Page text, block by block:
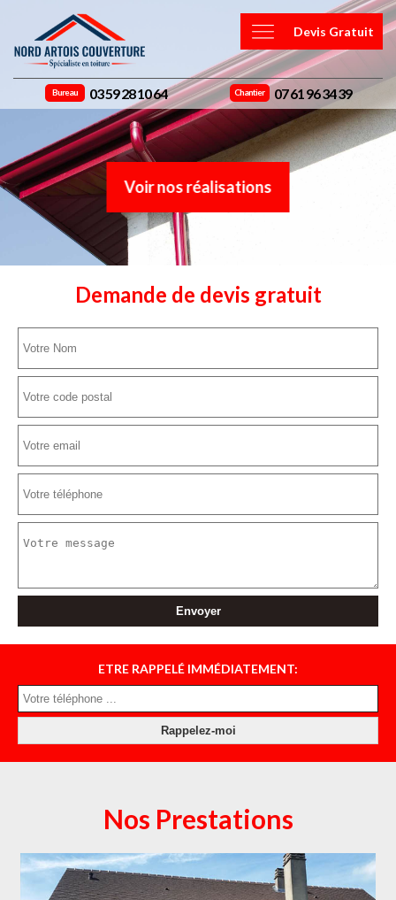
Devis Gratuit
Bureau 03 59 28 10 64 Chantier 07 61 96 34 39
Voir nos réalisations
Demande de devis gratuit
ETRE RAPPELÉ IMMÉDIATEMENT:
Nos Prestations